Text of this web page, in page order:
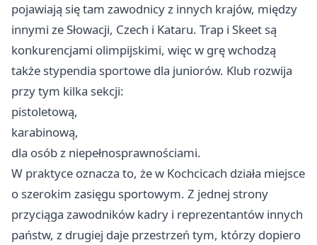
pojawiają się tam zawodnicy z innych krajów, między
innymi ze Słowacji, Czech i Kataru. Trap i Skeet są
konkurencjami olimpijskimi, więc w grę wchodzą
także stypendia sportowe dla juniorów. Klub rozwija
przy tym kilka sekcji:
pistoletową,
karabinową,
dla osób z niepełnosprawnościami.
W praktyce oznacza to, że w Kochcicach działa miejsce
o szerokim zasięgu sportowym. Z jednej strony
przyciąga zawodników kadry i reprezentantów innych
państw, z drugiej daje przestrzeń tym, którzy dopiero